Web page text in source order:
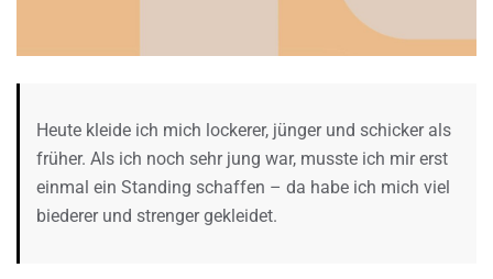
Heute kleide ich mich lockerer, jünger und schicker als
früher. Als ich noch sehr jung war, musste ich mir erst
einmal ein Standing schaffen – da habe ich mich viel
biederer und strenger gekleidet.